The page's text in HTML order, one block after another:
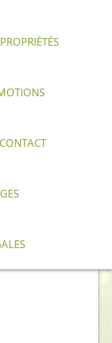
PROPRIÉTÉS
CONTACT
g – Grands